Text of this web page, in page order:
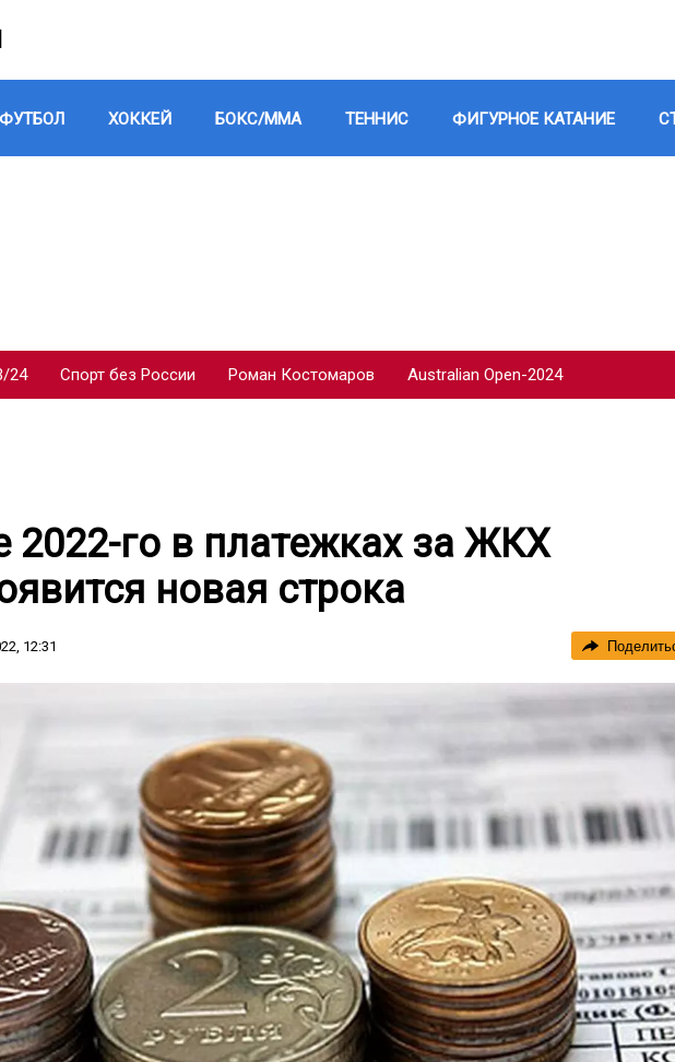
ФУТБОЛ ХОККЕЙ БОКС/ММА ТЕННИС ФИГУРНОЕ КАТАНИЕ
24 Спорт без России Роман Костомаров Australian Open-2024
2022-го в платежках за ЖКХ
новая строка
12:31